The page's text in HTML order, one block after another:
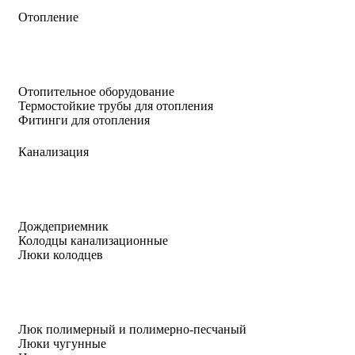
Отопление
Отопительное оборудование
Термостойкие трубы для отопления
Фитинги для отопления
Канализация
Дождеприемник
Колодцы канализационные
Люки колодцев
Люк полимерный и полимерно-песчаный
Люки чугунные